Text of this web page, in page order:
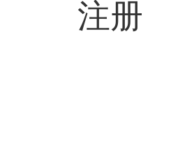
注册